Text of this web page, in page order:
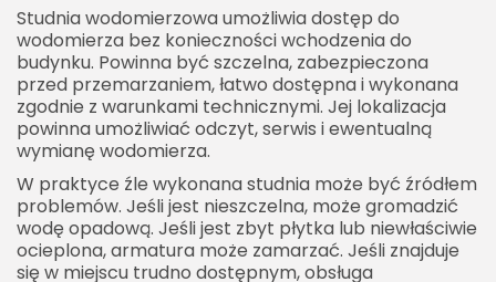
Studnia wodomierzowa umożliwia dostęp do
wodomierza bez konieczności wchodzenia do
budynku. Powinna być szczelna, zabezpieczona
przed przemarzaniem, łatwo dostępna i wykonana
zgodnie z warunkami technicznymi. Jej lokalizacja
powinna umożliwiać odczyt, serwis i ewentualną
wymianę wodomierza.
W praktyce źle wykonana studnia może być źródłem
problemów. Jeśli jest nieszczelna, może gromadzić
wodę opadową. Jeśli jest zbyt płytka lub niewłaściwie
ocieplona, armatura może zamarzać. Jeśli znajduje
się w miejscu trudno dostępnym, obsługa